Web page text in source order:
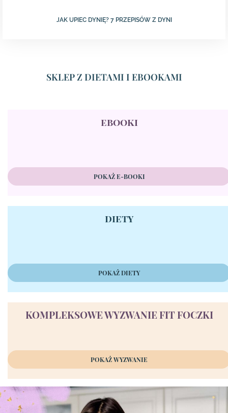
JAK UPIEC DYNIĘ? 7 PRZEPISÓW Z DYNI
SKLEP Z DIETAMI I EBOOKAMI
ebooki
POKAŻ E-BOOKI
diety
POKAŻ DIETY
KOMPLEKSOWE WYZWANIE FIT FOCZKI
POKAŻ WYZWANIE